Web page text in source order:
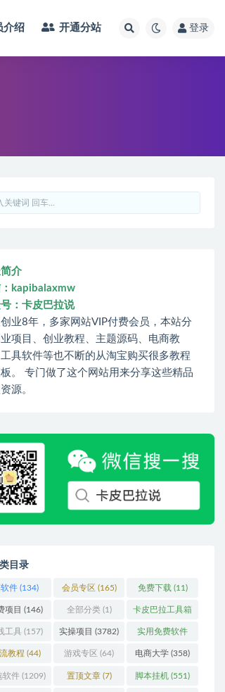
介绍 开通分站 登录
介
kapibalaxmw
：卡皮巴拉说
业8年，多家网站VIP付费会员，本站分
项目、创业教程、主题源码、电商教
具软件等也不断的从淘宝购买很多教程
。 专门做了这个网站用来分享这些精品
源。
目录
件(134) 会员专区 (165) 免费下载 (11)
项目 (146) 全部分类(1) 卡皮巴拉工具箱
(3)
工具 (157) 实操项目 (3782) 实用免费软件
(415)
教程 (44) 游戏专区 (64) 电商大学 (358)
软件(1209) 置顶文章(7) 脚本挂机 (551)